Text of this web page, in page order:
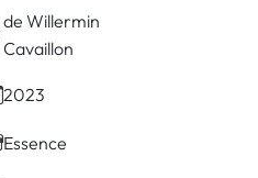
de Willermin
Cavaillon
2023
Essence